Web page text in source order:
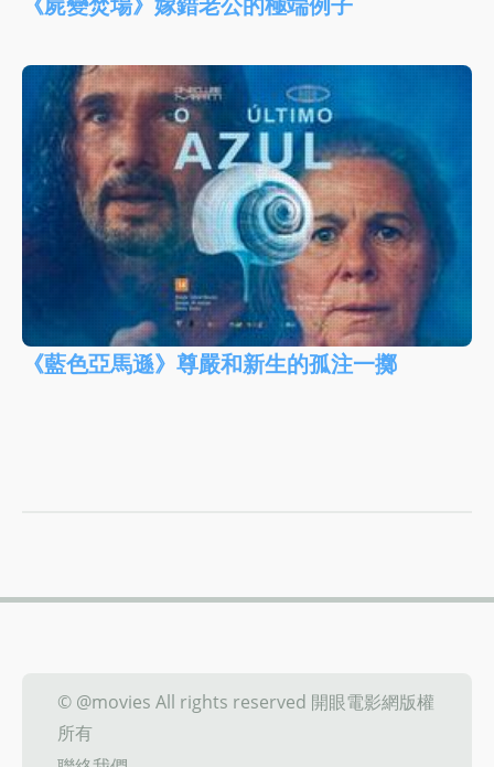
《藍色亞馬遜》尊嚴和新生的孤注一擲
© @movies All rights reserved 開眼電影網版權
所有